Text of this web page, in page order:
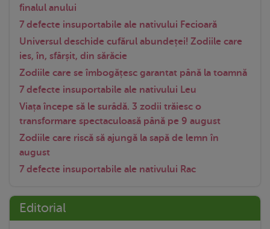
finalul anului
7 defecte insuportabile ale nativului Fecioară
Universul deschide cufărul abundeței! Zodiile care
ies, în, sfârșit, din sărăcie
Zodiile care se îmbogățesc garantat până la toamnă
7 defecte insuportabile ale nativului Leu
Viața începe să le surâdă. 3 zodii trăiesc o
transformare spectaculoasă până pe 9 august
Zodiile care riscă să ajungă la sapă de lemn în
august
7 defecte insuportabile ale nativului Rac
Editorial